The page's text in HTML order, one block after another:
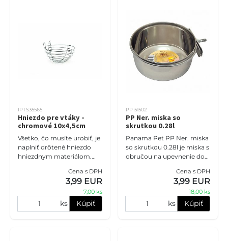
IPTS35565
Hniezdo pre vtáky -
chromové 10x4,5cm
Všetko, čo musíte urobiť, je
naplniť drôtené hniezdo
hniezdnym materiálom.
nádherne hniezdiť.
Vybavený závesnými
Cena s DPH
3,99 EUR
7,00 ks
ks Kúpiť
PP 51502
PP Ner. miska so
skrutkou 0.28l
Panama Pet PP Ner. miska
so skrutkou 0.28l je miska s
obručou na upevnenie do
hlodavcov. Je vyrobená z
materiálu označovaného
Cena s DPH
3,99 EUR
18,00 ks
ks Kúpiť